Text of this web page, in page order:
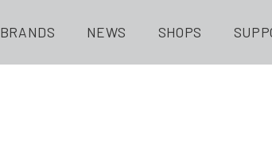
BRANDS NEWS SHOPS